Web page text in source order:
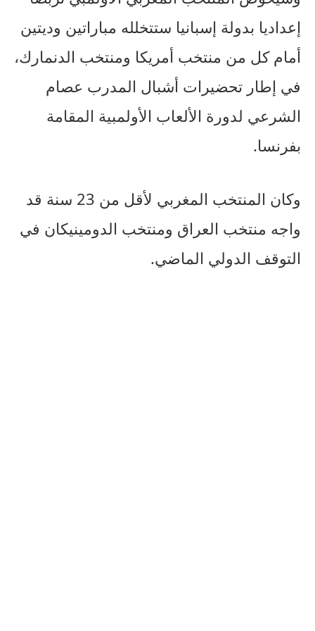
إعداديا بدولة إسبانيا ستتخلله مباراتين وديتين
أمام كل من منتخب أمريكا ومنتخب الدنمارك،
في إطار تحضيرات أشبال المدرب عصام
الشرعي لدورة الألعاب الأولمبية المقامة
بفرنسا.
وكان المنتخب المغربي لأقل من 23 سنة قد
واجه منتخب العراق ومنتخب الدومينيكان في
التوقف الدولي الماضي.